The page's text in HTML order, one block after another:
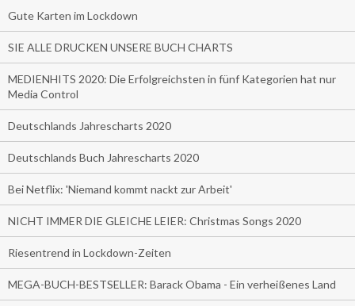
Gute Karten im Lockdown
SIE ALLE DRUCKEN UNSERE BUCH CHARTS
MEDIENHITS 2020: Die Erfolgreichsten in fünf Kategorien hat nur
Media Control
Deutschlands Jahrescharts 2020
Deutschlands Buch Jahrescharts 2020
Bei Netflix: 'Niemand kommt nackt zur Arbeit'
NICHT IMMER DIE GLEICHE LEIER: Christmas Songs 2020
Riesentrend in Lockdown-Zeiten
MEGA-BUCH-BESTSELLER: Barack Obama - Ein verheißenes Land